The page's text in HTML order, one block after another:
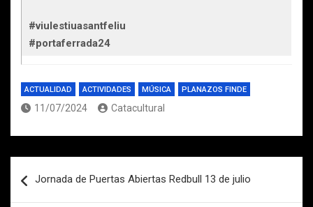
#viulestiuasantfeliu
#portaferrada24
ACTUALIDAD ACTIVIDADES MÚSICA PLANAZOS FINDE
11/07/2024 Catacultural
de
Jornada de Puertas Abiertas Redbull 13 de julio